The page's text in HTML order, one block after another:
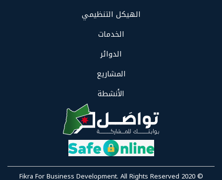
الهيكل التنظيمي
الخدمات
الدوائر
المشاريع
الأنشطة
© 2020
Fikra For Business Development. All Rights Reserved